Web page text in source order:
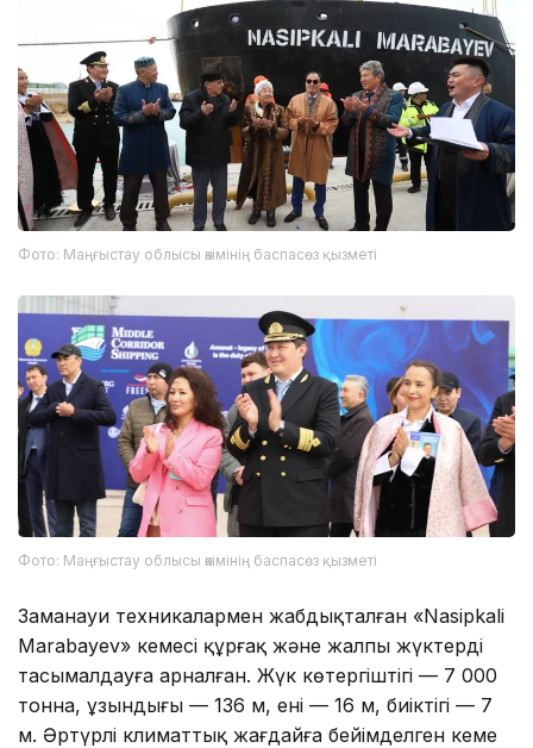
Фото: Маңғыстау облысы әкімінің баспасөз қызметі
Фото: Маңғыстау облысы әкімінің баспасөз қызметі
Заманауи техникалармен жабдықталған «Nasipkali
Marabayev» кемесі құрғақ және жалпы жүктерді
тасымалдауға арналған. Жүк көтергіштігі — 7 000
тонна, ұзындығы — 136 м, ені — 16 м, биіктігі — 7
м. Әртүрлі климаттық жағдайға бейімделген кеме